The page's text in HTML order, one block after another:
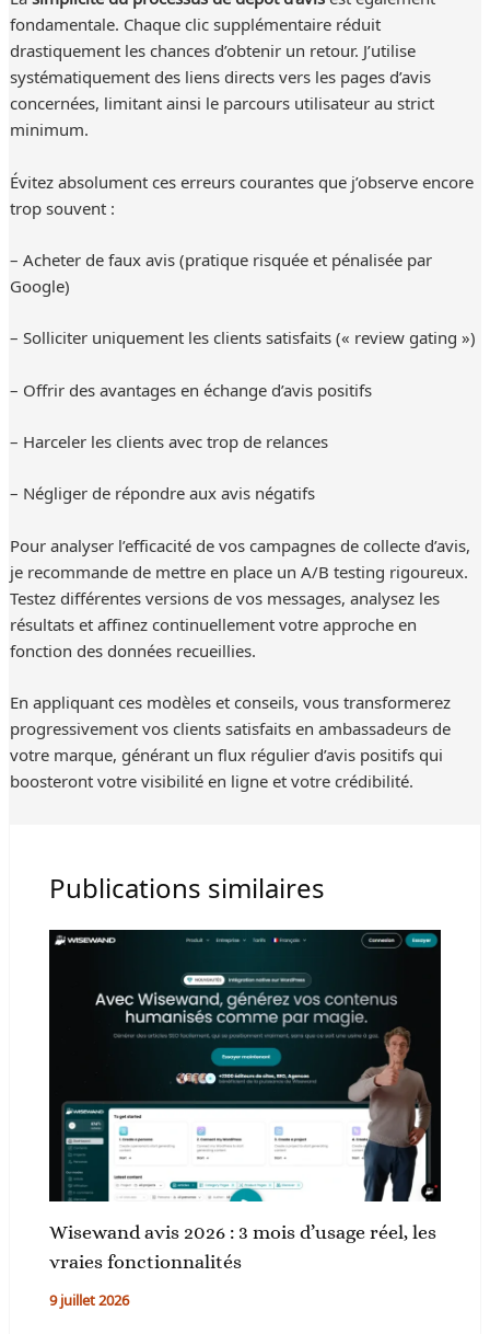
fondamentale. Chaque clic supplémentaire réduit
drastiquement les chances d’obtenir un retour. J’utilise
systématiquement des liens directs vers les pages d’avis
concernées, limitant ainsi le parcours utilisateur au strict
minimum.
Évitez absolument ces erreurs courantes que j’observe encore
trop souvent :
– Acheter de faux avis (pratique risquée et pénalisée par
Google)
– Solliciter uniquement les clients satisfaits (« review gating »)
– Offrir des avantages en échange d’avis positifs
– Harceler les clients avec trop de relances
– Négliger de répondre aux avis négatifs
Pour analyser l’efficacité de vos campagnes de collecte d’avis,
je recommande de mettre en place un A/B testing rigoureux.
Testez différentes versions de vos messages, analysez les
résultats et affinez continuellement votre approche en
fonction des données recueillies.
En appliquant ces modèles et conseils, vous transformerez
progressivement vos clients satisfaits en ambassadeurs de
votre marque, générant un flux régulier d’avis positifs qui
boosteront votre visibilité en ligne et votre crédibilité.
Publications similaires
Wisewand avis 2026 : 3 mois d’usage réel, les
vraies fonctionnalités
9 juillet 2026